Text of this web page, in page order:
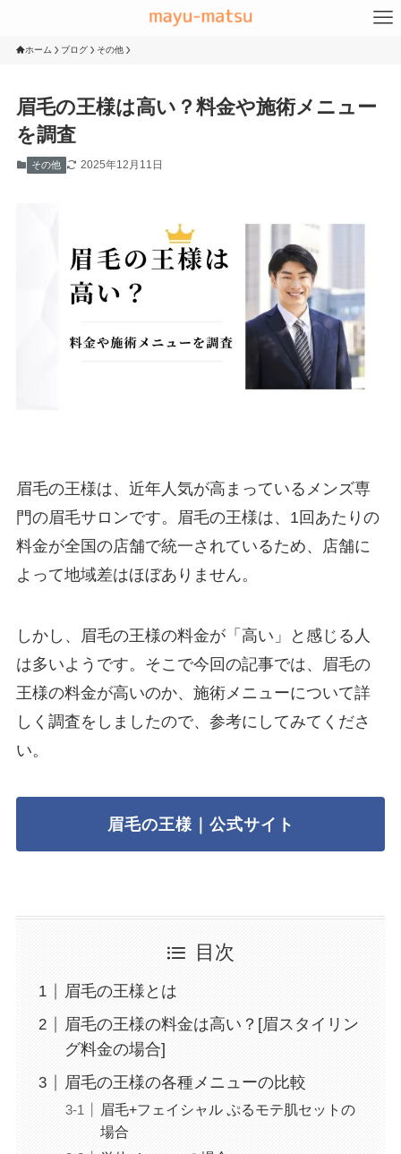
ホーム ブログ その他
眉毛の王様は高い？料金や施術メニュー
を調査
その他 2025年12月11日
眉毛の王様は、近年人気が高まっているメンズ専
門の眉毛サロンです。眉毛の王様は、1回あたりの
料金が全国の店舗で統一されているため、店舗に
よって地域差はほぼありません。
しかし、眉毛の王様の料金が「高い」と感じる人
は多いようです。そこで今回の記事では、眉毛の
王様の料金が高いのか、施術メニューについて詳
しく調査をしましたので、参考にしてみてくださ
い。
眉毛の王様｜公式サイト
目次
眉毛の王様とは
眉毛の王様の料金は高い？[眉スタイリン
グ料金の場合]
眉毛の王様の各種メニューの比較
眉毛+フェイシャル ぷるモテ肌セットの
場合